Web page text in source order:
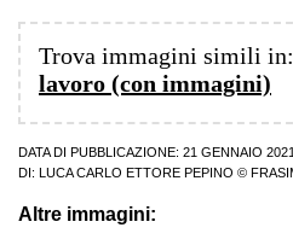
Trova immagini simili in:
lavoro (con immagini)
DATA DI PUBBLICAZIONE: 21 GENNAIO 2021
DI:
LUCA CARLO ETTORE PEPINO ©
Altre immagini: